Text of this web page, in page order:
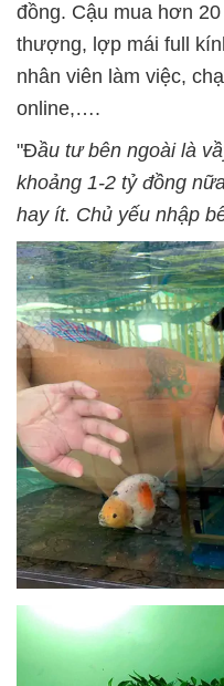
đồng. Cậu mua hơn
thượng, lợp mái full
nhân viên làm việc,
online,….
"Đầu tư bên ngoài là
khoảng 1-2 tỷ đồng
hay ít. Chủ yếu nhập